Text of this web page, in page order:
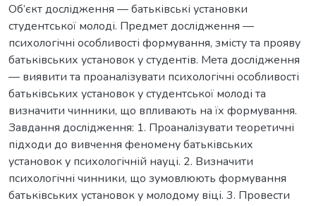
Об’єкт дослідження — батьківські установки
студентської молоді. Предмет дослідження —
психологічні особливості формування, змісту та прояву
батьківських установок у студентів. Мета дослідження
— виявити та проаналізувати психологічні особливості
батьківських установок у студентської молоді та
визначити чинники, що впливають на їх формування.
Завдання дослідження: 1. Проаналізувати теоретичні
підходи до вивчення феномену батьківських
установок у психологічній науці. 2. Визначити
психологічні чинники, що зумовлюють формування
батьківських установок у молодому віці. 3. Провести